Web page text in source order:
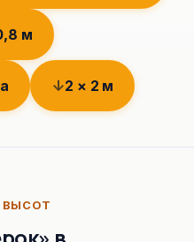
м
2 × 2 м
ВЫСОТ